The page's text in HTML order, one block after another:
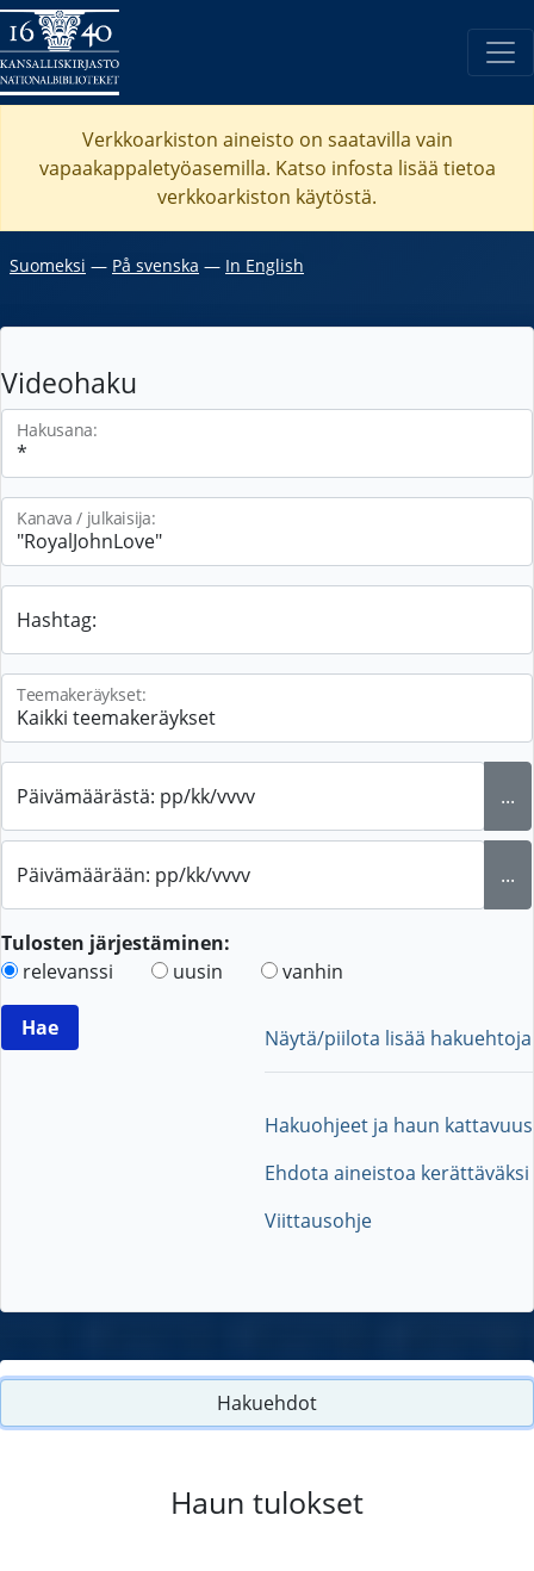
Verkkoarkiston aineisto on saatavilla vain
vapaakappaletyöasemilla. Katso infosta lisää tietoa
verkkoarkiston käytöstä.
Suomeksi ― På svenska ― In English
Videohaku
Hakusana:
Kanava / julkaisija:
Hashtag:
Teemakeräykset:
Päivämäärästä: pp/kk/vvvv ...
Päivämäärään: pp/kk/vvvv ...
Tulosten järjestäminen:
relevanssi
uusin vanhin
Näytä/piilota lisää hakuehtoja
Hakuohjeet ja haun kattavuus
Ehdota aineistoa kerättäväksi
Viittausohje
Hakuehdot
Haun tulokset